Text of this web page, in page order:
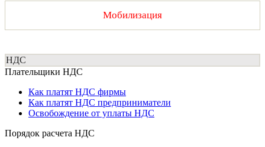
Мобилизация
НДС
Плательщики НДС
Как платят НДС фирмы
Как платят НДС предприниматели
Освобождение от уплаты НДС
Порядок расчета НДС